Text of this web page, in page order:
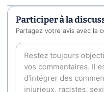
Participer à la
Partagez votre avis avec la